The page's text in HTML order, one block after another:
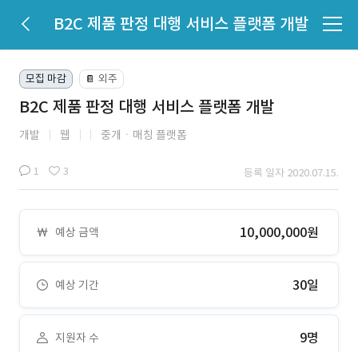
B2C 제품 판정 대행 서비스 플랫폼 개발
모집 마감 📔 외주
B2C 제품 판정 대행 서비스 플랫폼 개발
개발 웹 중개ㆍ매칭 플랫폼
1 3 등록 일자 2020.07.15.
예상 금액 10,000,000원
예상 기간 30일
지원자 수 9명